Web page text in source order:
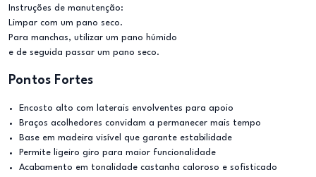
Instruções de manutenção:
Limpar com um pano seco.
Para manchas, utilizar um pano húmido
e de seguida passar um pano seco.
Pontos Fortes
Encosto alto com laterais envolventes para apoio
Braços acolhedores convidam a permanecer mais tempo
Base em madeira visível que garante estabilidade
Permite ligeiro giro para maior funcionalidade
Acabamento em tonalidade castanha caloroso e sofisticado